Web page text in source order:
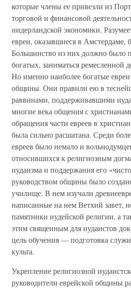
которые члены ее привезли из
торговой и финансовой
нидерландской экономики.
евреи, оказавшиеся в Амстердаме,
Большинство из них должно было
богатых, заниматься ремесленной
Но именно наиболее богатые евреи
общины. Они правили ею в
раввинами, поддерживавшими
многие века общения с
обращения части евреев в
была сильно расшатана. Среди
евреев было немало и
относившихся к религиозным
иудаизма и поддержания его
руководством общины было
училище. В нем изучали
написанные на нем Ветхий завет,
памятники иудейской религии, а
этим священным для иудаистов
цель обучения — подготовка
культа.
Укрепление религиозной
руководители еврейской общины